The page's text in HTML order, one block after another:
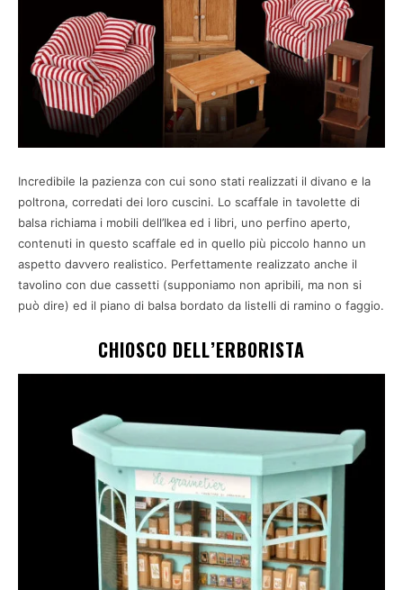
Incredibile la pazienza con cui sono stati realizzati il divano e la
poltrona, corredati dei loro cuscini. Lo scaffale in tavolette di
balsa richiama i mobili dell’Ikea ed i libri, uno perfino aperto,
contenuti in questo scaffale ed in quello più piccolo hanno un
aspetto davvero realistico. Perfettamente realizzato anche il
tavolino con due cassetti (supponiamo non apribili, ma non si
può dire) ed il piano di balsa bordato da listelli di ramino o faggio.
CHIOSCO DELL’ERBORISTA